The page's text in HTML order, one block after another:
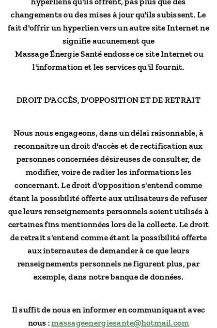
changements ou des mises à jour qu'ils subissent. Le
fait d'offrir un hyperlien vers un autre site Internet ne
signifie aucunement que
Massage Énergie Santé endosse ce site Internet ou
l'information et les services qu'il fournit.
DROIT D'ACCÈS, D'OPPOSITION ET DE RETRAIT
Nous nous engageons, dans un délai raisonnable, à
reconnaitre un droit d'accès et de rectification aux
personnes concernées désireuses de consulter, de
modifier, voire de radier les informations les
concernant. Le droit d'opposition s'entend comme
étant la possibilité offerte aux utilisateurs de refuser
que leurs renseignements personnels soient utilisés à
certaines fins mentionnées lors de la collecte. Le droit
de retrait s'entend comme étant la possibilité offerte
aux internautes de demander à ce que leurs
renseignements personnels ne figurent plus, par
exemple, dans notre banque de données.
Il suffit de nous en informer en communiquant avec
nous :massageenergiesante@hotmail.com